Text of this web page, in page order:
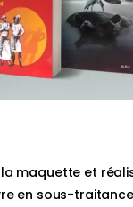
maquette et
en sous-